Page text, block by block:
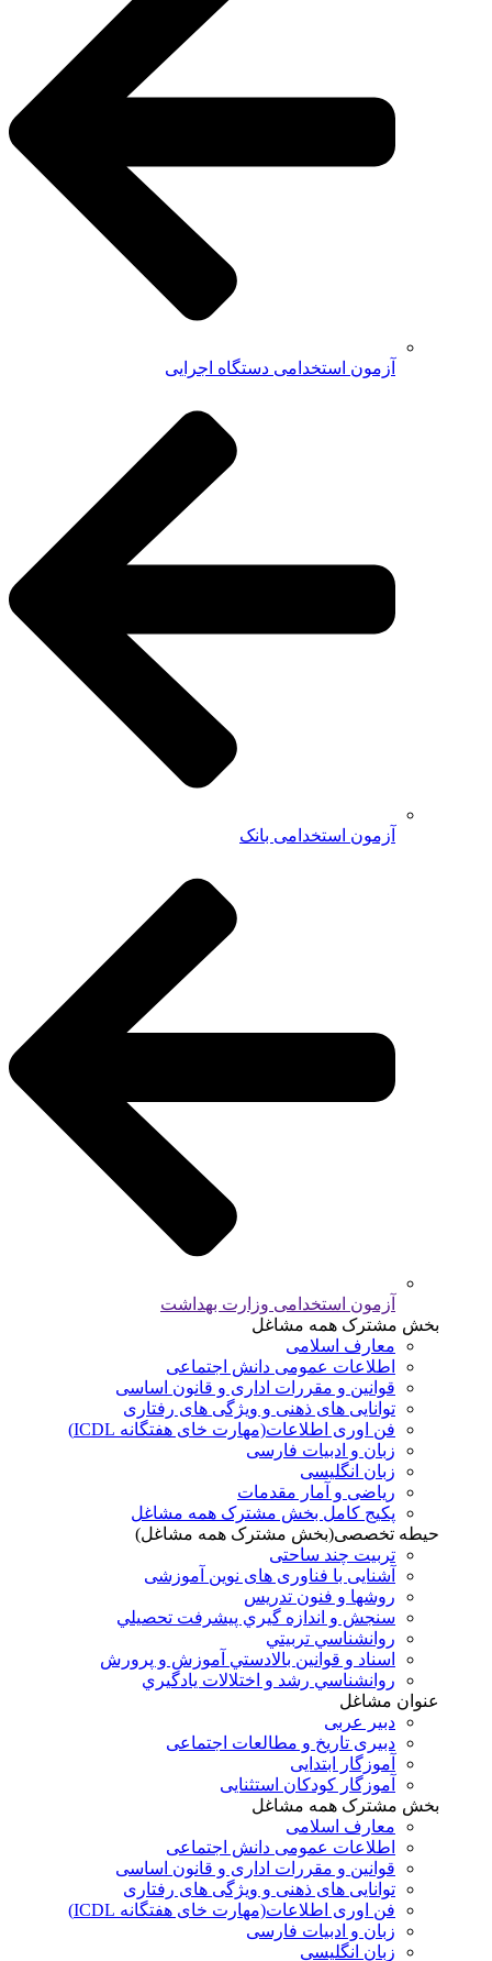
آزمون استخدامی دستگاه اجرایی
آزمون استخدامی بانک
آزمون استخدامی وزارت بهداشت
بخش مشترک همه مشاغل
معارف اسلامی
اطلاعات عمومی دانش اجتماعی
قوانین و مقررات اداری و قانون اساسی
توانایی های ذهنی و ویژگی های رفتاری
فن اوری اطلاعات(مهارت خای هفتگانه ICDL)
زبان و ادبیات فارسی
زبان انگلیسی
ریاضی و آمار مقدمات
پکیج کامل بخش مشترک همه مشاغل
حیطه تخصصی(بخش مشترک همه مشاغل)
تربیت چند ساحتی
آشنایی با فناوری های نوین آموزشی
روشها و فنون تدريس
سنجش و اندازه گيري پيشرفت تحصيلي
روانشناسي تربيتي
اسناد و قوانين بالادستي آموزش و پرورش
روانشناسي رشد و اختلالات يادگيري
عنوان مشاغل
دبير عربی
دبیری تاریخ و مطالعات اجتماعی
آموزگار ابتدایی
آموزگار کودکان استثنایی
بخش مشترک همه مشاغل
معارف اسلامی
اطلاعات عمومی دانش اجتماعی
قوانین و مقررات اداری و قانون اساسی
توانایی های ذهنی و ویژگی های رفتاری
فن اوری اطلاعات(مهارت خای هفتگانه ICDL)
زبان و ادبیات فارسی
زبان انگلیسی